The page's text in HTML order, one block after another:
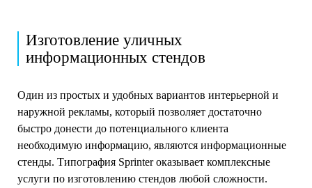
Изготовление уличных
информационных стендов
Один из простых и удобных вариантов интерьерной и
наружной рекламы, который позволяет достаточно
быстро донести до потенциального клиента
необходимую информацию, являются информационные
стенды. Типография Sprinter оказывает комплексные
услуги по изготовлению стендов любой сложности.